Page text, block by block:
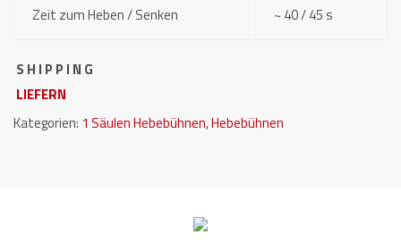
Zeit zum Heben / Senken ~ 40 / 45 s
S H I P P I N G
LIEFERN
Kategorien: 1 Säulen Hebebühnen,Hebebühnen